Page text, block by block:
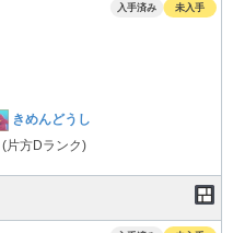
入手済み 未入手
きめんどうし
(片方Dランク)